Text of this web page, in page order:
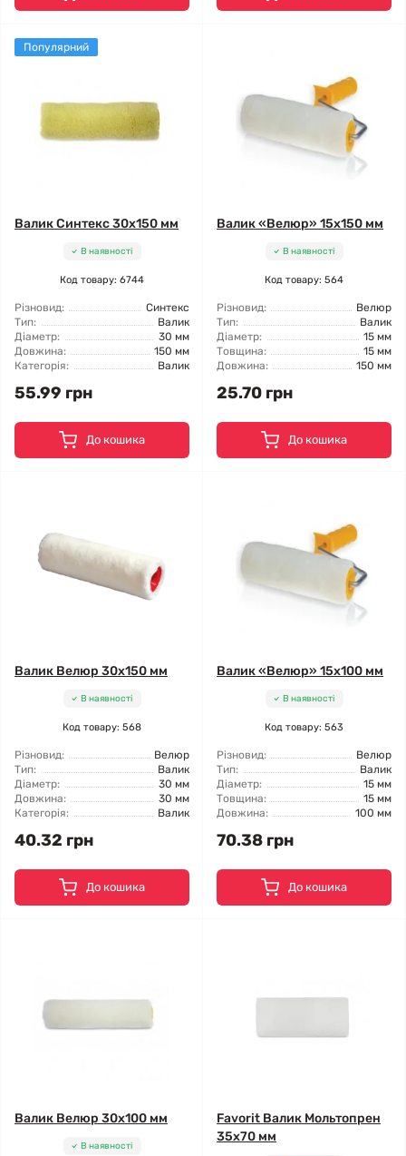
Популярний
Валик Синтекс 30x150 мм
В наявності
Код товару: 6744
Різновид:
Синтекс
Тип:
Валик
Діаметр:
30 мм
Довжина:
150 мм
Категорія:
Валик
55.99 грн
До кошика
Валик «Велюр» 15x150 мм
В наявності
Код товару: 564
Різновид:
Велюр
Тип:
Валик
Діаметр:
15 мм
Товщина:
15 мм
Довжина:
150 мм
25.70 грн
До кошика
Валик Велюр 30x150 мм
В наявності
Код товару: 568
Різновид:
Велюр
Тип:
Валик
Діаметр:
30 мм
Довжина:
30 мм
Категорія:
Валик
40.32 грн
До кошика
Валик «Велюр» 15x100 мм
В наявності
Код товару: 563
Різновид:
Велюр
Тип:
Валик
Діаметр:
15 мм
Товщина:
15 мм
Довжина:
100 мм
70.38 грн
До кошика
Валик Велюр 30x100 мм
В наявності
Favorit Валик Мольтопрен
35x70 мм